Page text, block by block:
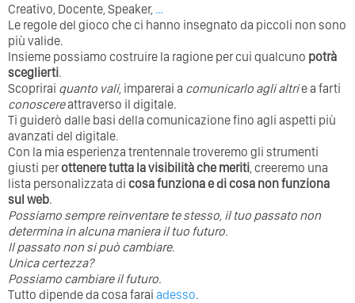
Creativo, Docente, Speaker, …
Le regole del gioco che ci hanno insegnato da piccoli non sono
più valide.
Insieme possiamo costruire la ragione per cui qualcuno potrà
sceglierti.
Scoprirai quanto vali, imparerai a comunicarlo agli altrie a farti
conoscereattraverso il digitale.
Ti guiderò dalle basi della comunicazione fino agli aspetti più
avanzati del digitale.
Con la mia esperienza trentennale troveremo gli strumenti
giusti perottenere tutta la visibilità che meriti, creeremo una
lista personalizzata di cosa funziona e di cosa non funziona
sul web.
Possiamo sempre reinventare te stesso, il tuo passato non
determina in alcuna maniera il tuo futuro. ⁣
⁣Il passato non si può cambiare.
Unica certezza?
Possiamo cambiare il futuro.
Tutto dipende da cosa farai adesso.